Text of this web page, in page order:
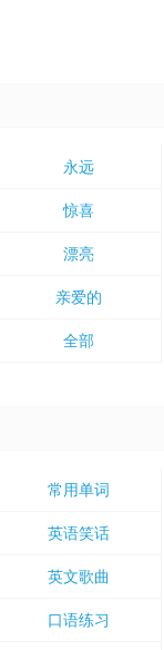
永远
惊喜
漂亮
亲爱的
全部
常用单词
英语笑话
英文歌曲
口语练习